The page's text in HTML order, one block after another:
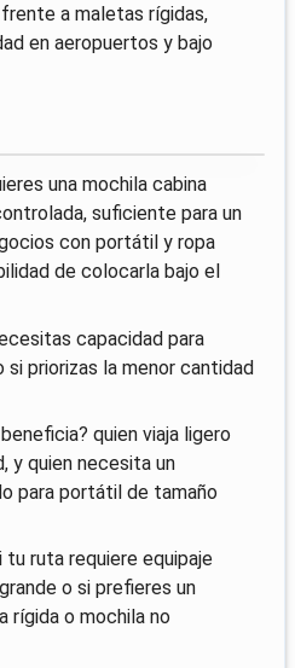
a maletas rígidas,
en aeropuertos y bajo
una mochila cabina
suficiente para un
con portátil y ropa
de colocarla bajo el
capacidad para
priorizas la menor cantidad
quien viaja ligero
y quien necesita un
para portátil de tamaño
tu ruta requiere equipaje
o si prefieres un
o mochila no